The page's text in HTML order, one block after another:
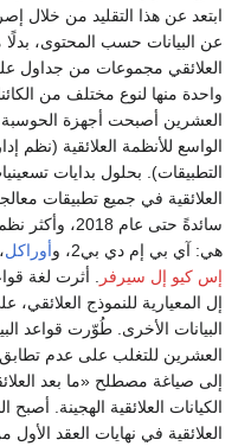
ابتعد عن هذا التقليد من خلال
عن البيانات حسب المحتوى، بدلًا
العلائقي مجموعات من جداول
واحدة منها لنوع مختلف من
العشرين أصبحت أجهزة الحوسبة
الواسع للأنظمة العلائقية (نظم
التطبيقات). بحلول بدايات
العلائقية في جميع تطبيقات
سائدةً حتى عام
هي: آي بي إم دي بي2، و
أوراكل
إس كيو إل سيرفر
. أثرت لغة
إل المعيارية للنموذج العلائقي،
البيانات الأخرى. طُوّرت قواعد
العشرين للتغلب على عدم تطابق
إلى صياغة مصطلح «ما بعد
الكيانات العلائقية الهجينة. أصبح
العلائقية في نهايات العقد